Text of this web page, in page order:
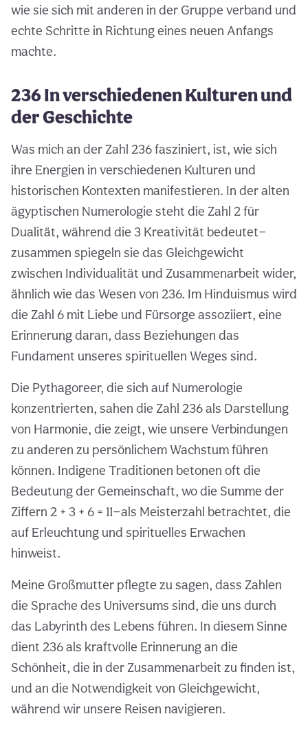
wie sie sich mit anderen in der Gruppe verband und
echte Schritte in Richtung eines neuen Anfangs
machte.
236 In verschiedenen Kulturen und
der Geschichte
Was mich an der Zahl 236 fasziniert, ist, wie sich
ihre Energien in verschiedenen Kulturen und
historischen Kontexten manifestieren. In der alten
ägyptischen Numerologie steht die Zahl 2 für
Dualität, während die 3 Kreativität bedeutet—
zusammen spiegeln sie das Gleichgewicht
zwischen Individualität und Zusammenarbeit wider,
ähnlich wie das Wesen von 236. Im Hinduismus wird
die Zahl 6 mit Liebe und Fürsorge assoziiert, eine
Erinnerung daran, dass Beziehungen das
Fundament unseres spirituellen Weges sind.
Die Pythagoreer, die sich auf Numerologie
konzentrierten, sahen die Zahl 236 als Darstellung
von Harmonie, die zeigt, wie unsere Verbindungen
zu anderen zu persönlichem Wachstum führen
können. Indigene Traditionen betonen oft die
Bedeutung der Gemeinschaft, wo die Summe der
Ziffern 2 + 3 + 6 = 11—als Meisterzahl betrachtet, die
auf Erleuchtung und spirituelles Erwachen
hinweist.
Meine Großmutter pflegte zu sagen, dass Zahlen
die Sprache des Universums sind, die uns durch
das Labyrinth des Lebens führen. In diesem Sinne
dient 236 als kraftvolle Erinnerung an die
Schönheit, die in der Zusammenarbeit zu finden ist,
und an die Notwendigkeit von Gleichgewicht,
während wir unsere Reisen navigieren.